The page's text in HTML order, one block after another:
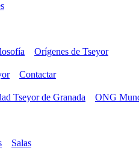
Orígenes de Tseyor
Contactar
Tseyor de Granada ONG
Salas